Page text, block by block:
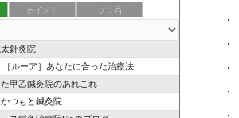
ポイント ブロ画
針灸院
［ルーア］あなたに合った治療法
甲乙鍼灸院のあれこれ
つもと鍼灸院